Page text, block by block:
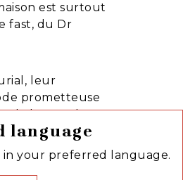
language
in your preferred language.
est surtout
fast, du Dr
leur
prometteuse
de leur style
jamais nous